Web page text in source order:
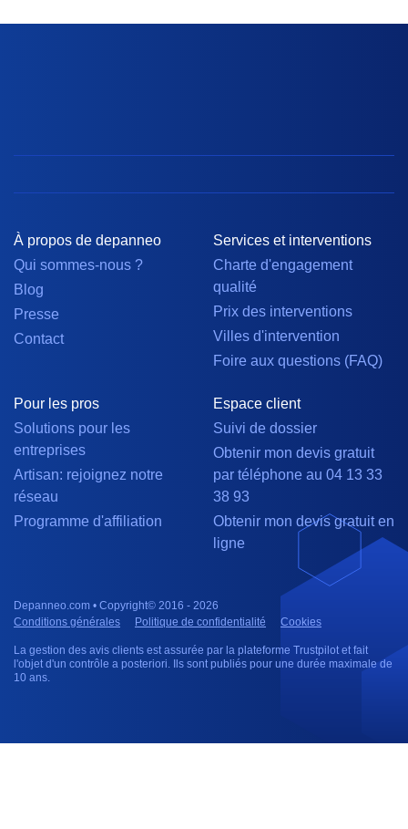
À propos de depanneo
Qui sommes-nous ?
Blog
Presse
Contact
Services et interventions
Charte d'engagement
qualité
Prix des interventions
Villes d'intervention
Foire aux questions (FAQ)
Pour les pros
Solutions pour les
entreprises
Artisan: rejoignez notre
réseau
Programme d'affiliation
Espace client
Suivi de dossier
Obtenir mon devis gratuit
par téléphone au 04 13 33
38 93
Obtenir mon devis gratuit en
ligne
Depanneo.com • Copyright© 2016 - 2026
Conditions générales
Politique de confidentialité Cookies
La gestion des avis clients est assurée par la plateforme Trustpilot et fait
l'objet d'un contrôle a posteriori. Ils sont publiés pour une durée maximale de
10 ans.